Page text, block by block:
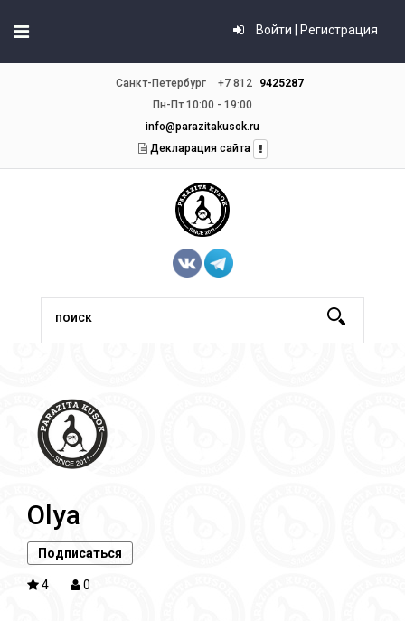
Войти | Регистрация
Санкт-Петербург +7 812
9425287
Пн-Пт 10:00 - 19:00
info@parazitakusok.ru
Декларация сайта
Olya
Подписаться
4 0